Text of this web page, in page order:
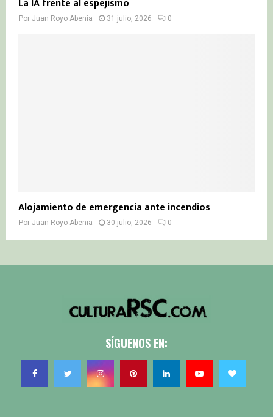
La IA frente al espejismo
Por Juan Royo Abenia 31 julio, 2026 0
Alojamiento de emergencia ante incendios
Por Juan Royo Abenia 30 julio, 2026 0
SÍGUENOS EN: